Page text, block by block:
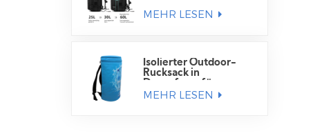
MEHR LESEN
Isolierter Outdoor-
Rucksack in
Getränkedosen
MEHR LESEN